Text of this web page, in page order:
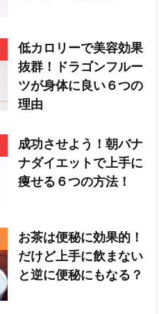
低カロリーで美容効果
抜群！ドラゴンフルー
ツが身体に良い６つの
理由
成功させよう！朝バナ
ナダイエットで上手に
痩せる６つの方法！
お茶は便秘に効果的！
だけど上手に飲まない
と逆に便秘にもなる？